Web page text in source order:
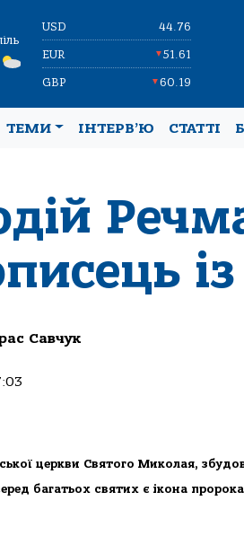
USD 44.76
EUR ▼51.61
GBP ▼60.19
ТЕМИ ІНТЕРВ’Ю СТАТТІ
Савчук
церкви Святого Миколая,
багатьох святих є ікона